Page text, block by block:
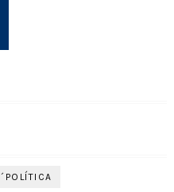
´POLÍTICA